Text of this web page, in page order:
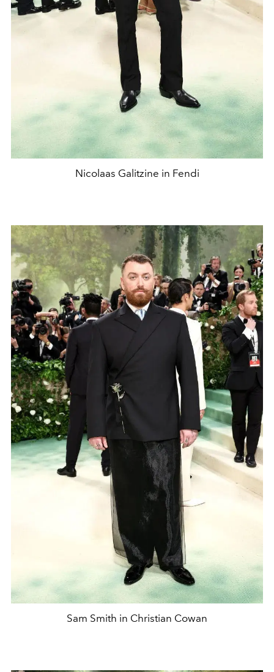
Nicolaas Galitzine in Fendi
Sam Smith in Christian Cowan